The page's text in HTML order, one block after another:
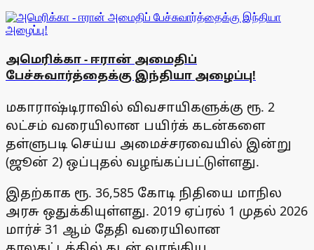
அமெரிக்கா - ஈரான் அமைதிப்
பேச்சுவார்த்தைக்கு இந்தியா அழைப்பு!
மகாராஷ்டிராவில் விவசாயிகளுக்கு ரூ. 2
லட்சம் வரையிலான பயிர்க் கடன்களை
தள்ளுபடி செய்ய அமைச்சரவையில் இன்று
(ஜூன் 2) ஒப்புதல் வழங்கப்பட்டுள்ளது.
இதற்காக ரூ. 36,585 கோடி நிதியை மாநில
அரசு ஒதுக்கியுள்ளது. 2019 ஏப்ரல் 1 முதல் 2026
மார்ச் 31 ஆம் தேதி வரையிலான